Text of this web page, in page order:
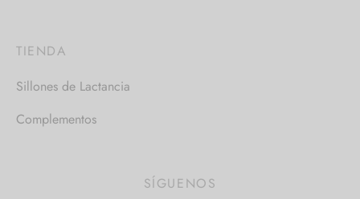
TIENDA
Sillones de Lactancia
Complementos
SÍGUENOS